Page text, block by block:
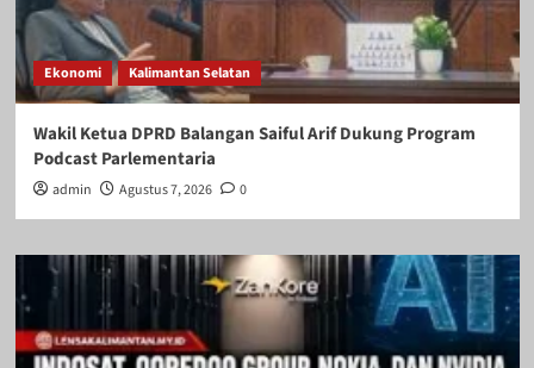
Ekonomi Kalimantan Selatan
Wakil Ketua DPRD Balangan Saiful Arif Dukung Program
Podcast Parlementaria
admin Agustus 7, 2026 0